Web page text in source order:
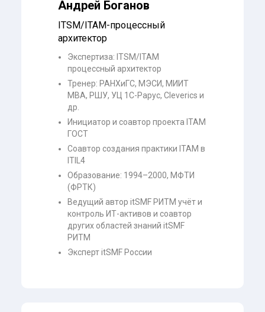
Андрей Боганов
ITSM/ITAM-процессный
архитектор
Экспертиза: ITSM/ITAM
процессный архитектор
Тренер: РАНХиГС, МЭСИ, МИИТ
МВА, РШУ, УЦ 1C-Рарус, Cleverics и
др.
Инициатор и соавтор проекта ITAM
ГОСТ
Соавтор создания практики ITAM в
ITIL4
Образование: 1994–2000, МФТИ
(ФРТК)
Ведущий автор itSMF РИТМ учёт и
контроль ИТ-активов и соавтор
других областей знаний itSMF
РИТМ
Эксперт itSMF России